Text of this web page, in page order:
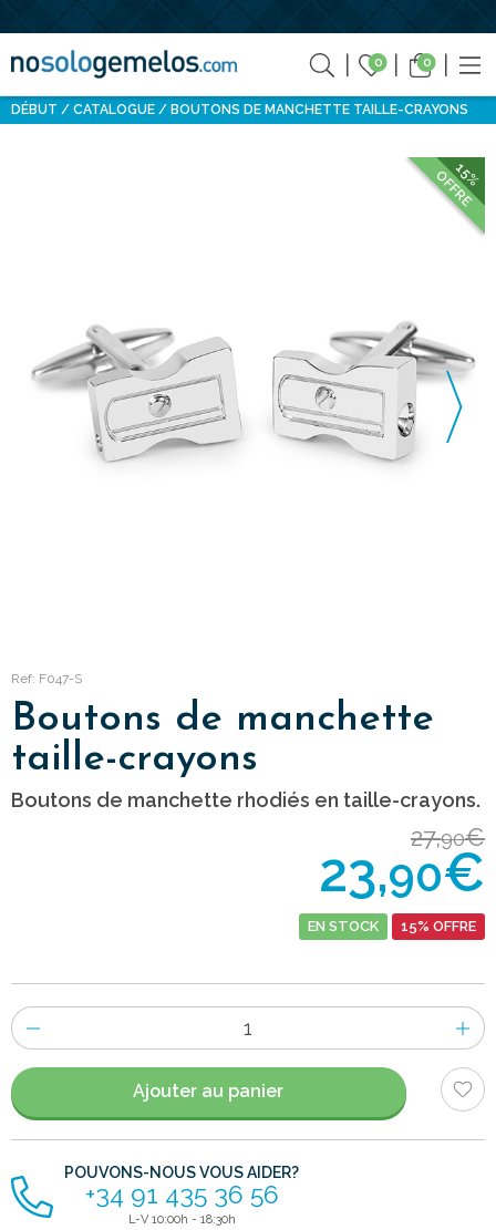
0 0
DÉBUT CATALOGUE BOUTONS DE MANCHETTE TAILLE-CRAYONS
15%
OFFRE
Ref: F047-S
Boutons de manchette
taille-crayons
Boutons de manchette rhodiés en taille-crayons.
27,90€
23,90€
EN STOCK 15% OFFRE
Nombre
d'items
Ajouter au panier
POUVONS-NOUS VOUS AIDER?
+34 91 435 36 56
L-V 10:00h - 18:30h